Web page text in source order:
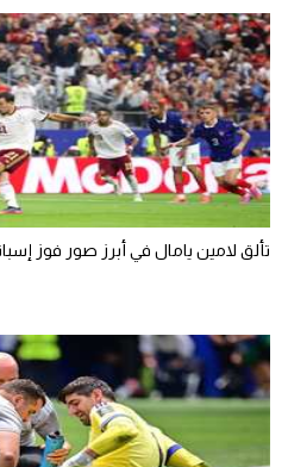
تألق لامين يامال في أبرز صور فوز